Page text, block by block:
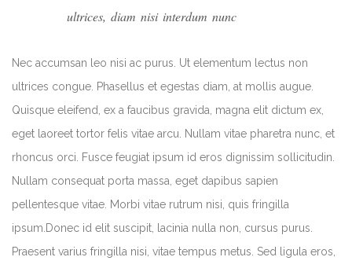
ultrices, diam nisi interdum nunc
Nec accumsan leo nisi ac purus. Ut elementum lectus non
ultrices congue. Phasellus et egestas diam, at mollis augue.
Quisque eleifend, ex a faucibus gravida, magna elit dictum ex,
eget laoreet tortor felis vitae arcu. Nullam vitae pharetra nunc, et
rhoncus orci. Fusce feugiat ipsum id eros dignissim sollicitudin.
Nullam consequat porta massa, eget dapibus sapien
pellentesque vitae. Morbi vitae rutrum nisi, quis fringilla
ipsum.Donec id elit suscipit, lacinia nulla non, cursus purus.
Praesent varius fringilla nisi, vitae tempus metus. Sed ligula eros,